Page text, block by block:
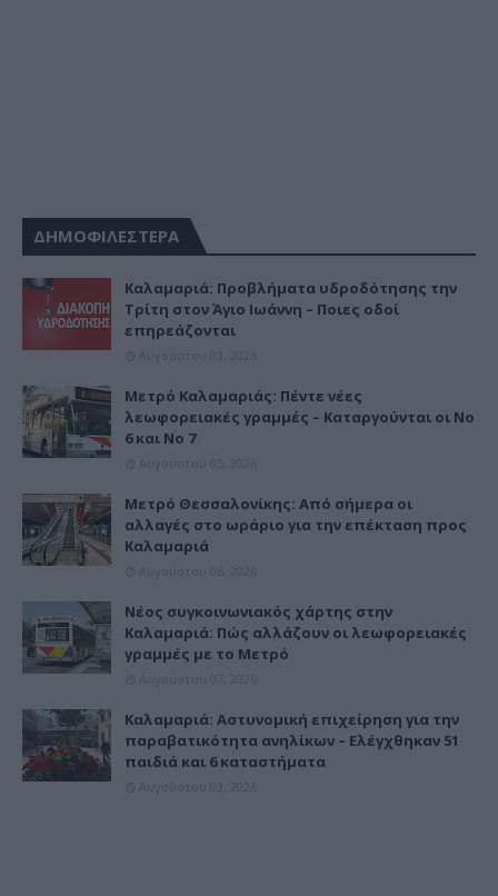
ΔΗΜΟΦΙΛΕΣΤΕΡΑ
Καλαμαριά: Προβλήματα υδροδότησης την
Τρίτη στον Άγιο Ιωάννη – Ποιες οδοί
επηρεάζονται
Μετρό Καλαμαριάς: Πέντε νέες
λεωφορειακές γραμμές – Καταργούνται οι Νο
6 και Νο 7
Μετρό Θεσσαλονίκης: Από σήμερα οι
αλλαγές στο ωράριο για την επέκταση προς
Καλαμαριά
Νέος συγκοινωνιακός χάρτης στην
Καλαμαριά: Πώς αλλάζουν οι λεωφορειακές
γραμμές με το Μετρό
Καλαμαριά: Αστυνομική επιχείρηση για την
παραβατικότητα ανηλίκων – Ελέγχθηκαν 51
παιδιά και 6 καταστήματα